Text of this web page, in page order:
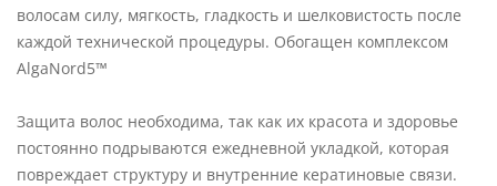
волосам силу, мягкость, гладкость и шелковистость после
каждой технической процедуры. Обогащен комплексом
AlgaNord5™
Защита волос необходима, так как их красота и здоровье
постоянно подрываются ежедневной укладкой, которая
повреждает структуру и внутренние кератиновые связи.